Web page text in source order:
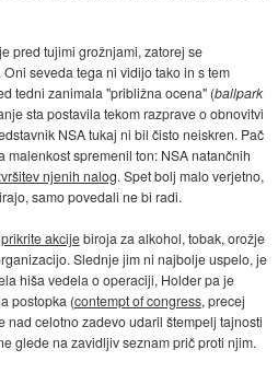
pred tujimi grožnjami, zatorej se
seveda tega ni vidijo tako in s tem
tedni zanimala "približna ocena" (ballpark
sta postavila tekom razprave o obnovitvi
NSA tukaj ni bil čisto neiskren. Pač
spremenil ton: NSA natančnih
njenih nalog. Spet bolj malo verjetno,
samo povedali ne bi radi.
akcijebiroja za alkohol, tobak, orožje
Slednje jim ni najbolje uspelo, je
hiša vedela o operaciji, Holder pa je
postopka (contempt of congress, precej
celotno zadevo udaril štempelj tajnosti
glede na zavidljiv seznam prič proti njim.